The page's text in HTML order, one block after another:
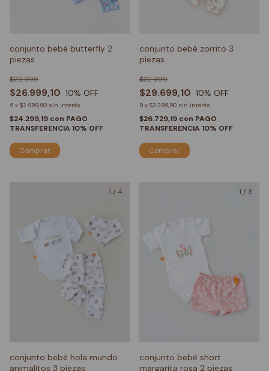
conjunto bebé butterfly 2
piezas
$26.999,10
$29.999
10% OFF
9 x $2.999,90 sin interés
$24.299,19 con PAGO
TRANSFERENCIA 10% OFF
Comprar
conjunto bebé zorrito 3
piezas
$29.699,10
$32.999
10% OFF
9 x $3.299,90 sin interés
$26.729,19 con PAGO
TRANSFERENCIA 10% OFF
Comprar
1 / 4
conjunto bebé hola mundo
animalitos 3 piezas
1 / 3
conjunto bebé short
margarita rosa 2 piezas